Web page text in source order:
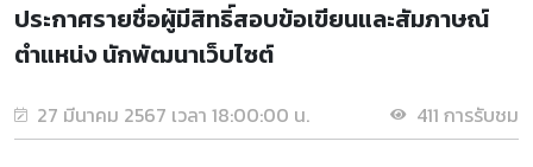
ประกาศรายชื่อผู้มีสิทธิ์สอบข้อเขียนและสัมภาษณ์
ตำแหน่ง นักพัฒนาเว็บไซต์
27 มีนาคม 2567 เวลา 18:00:00 น. 411 การรับชม